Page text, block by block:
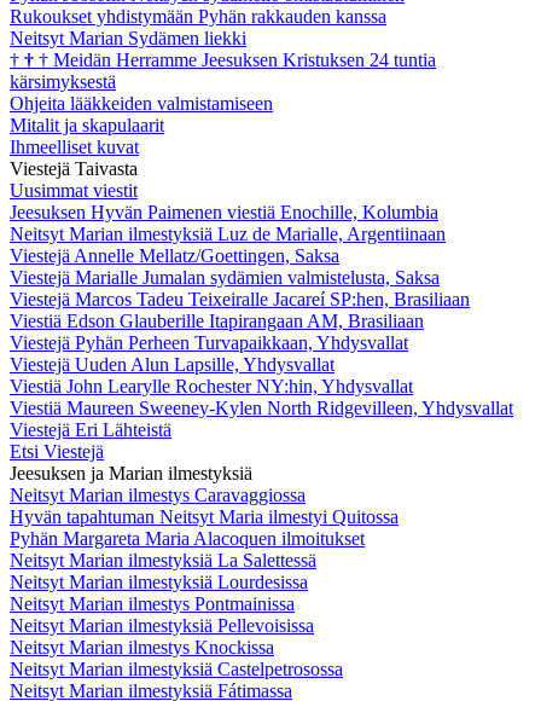
Rukoukset yhdistymään Pyhän rakkauden kanssa
Neitsyt Marian Sydämen liekki
† † † Meidän Herramme Jeesuksen Kristuksen 24 tuntia
kärsimyksestä
Ohjeita lääkkeiden valmistamiseen
Mitalit ja skapulaarit
Ihmeelliset kuvat
Viestejä Taivasta
Uusimmat viestit
Jeesuksen Hyvän Paimenen viestiä Enochille, Kolumbia
Neitsyt Marian ilmestyksiä Luz de Marialle, Argentiinaan
Viestejä Annelle Mellatz/Goettingen, Saksa
Viestejä Marialle Jumalan sydämien valmistelusta, Saksa
Viestejä Marcos Tadeu Teixeiralle Jacareí SP:hen, Brasiliaan
Viestiä Edson Glauberille Itapirangaan AM, Brasiliaan
Viestejä Pyhän Perheen Turvapaikkaan, Yhdysvallat
Viestejä Uuden Alun Lapsille, Yhdysvallat
Viestiä John Learylle Rochester NY:hin, Yhdysvallat
Viestiä Maureen Sweeney-Kylen North Ridgevilleen, Yhdysvallat
Viestejä Eri Lähteistä
Etsi Viestejä
Jeesuksen ja Marian ilmestyksiä
Neitsyt Marian ilmestys Caravaggiossa
Hyvän tapahtuman Neitsyt Maria ilmestyi Quitossa
Pyhän Margareta Maria Alacoquen ilmoitukset
Neitsyt Marian ilmestyksiä La Salettessä
Neitsyt Marian ilmestyksiä Lourdesissa
Neitsyt Marian ilmestys Pontmainissa
Neitsyt Marian ilmestyksiä Pellevoisissa
Neitsyt Marian ilmestys Knockissa
Neitsyt Marian ilmestyksiä Castelpetrosossa
Neitsyt Marian ilmestyksiä Fátimassa